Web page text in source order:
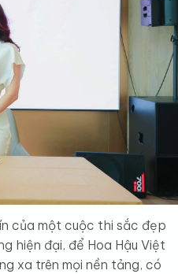
của một cuộc thi sắc đẹp
hiện đại, để Hoa Hậu Việt
xa trên mọi nền tảng, có